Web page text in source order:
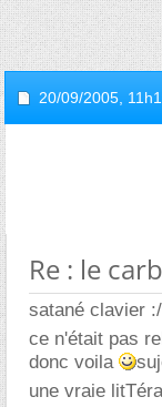
20/09/2005,
Re : le
satané clavier
ce n'était pas
donc voila
une vraie